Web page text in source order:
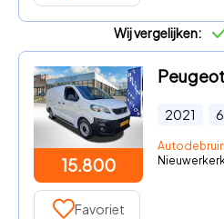
Wij vergelijken:
15.800
2021
Favoriet